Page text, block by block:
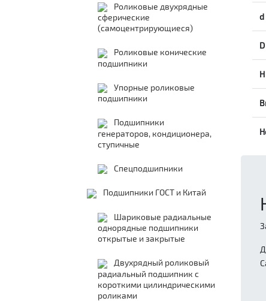
Роликовые двухрядные
сферические
(самоцентрирующиеся)
Роликовые конические
подшипники
Упорные роликовые
подшипники
Подшипники
генераторов, кондиционера,
ступичные
Спецподшипники
Подшипники ГОСТ и Китай
Шариковые радиальные
однорядные подшипники
открытые и закрытые
Двухрядный роликовый
радиальный подшипник с
короткими цилиндрическими
роликами
d
D
H